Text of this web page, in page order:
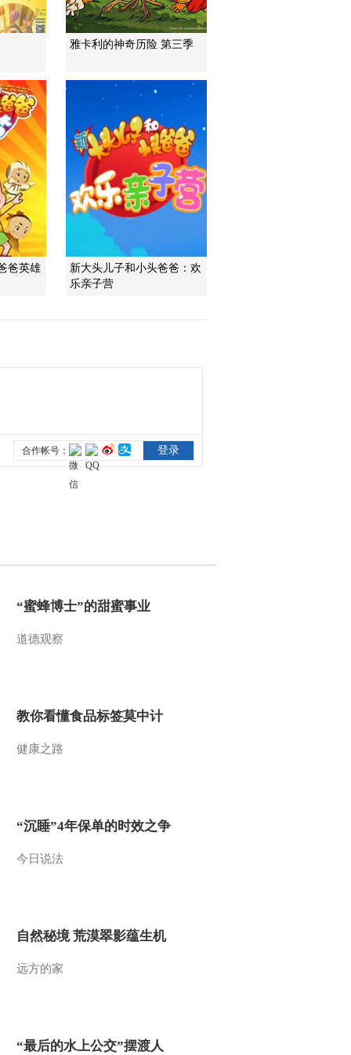
雅卡利的神奇历险 第三季
爸英雄
新大头儿子和小头爸爸：欢
乐亲子营
“蜜蜂博士”的甜蜜事业
道德观察
教你看懂食品标签莫中计
健康之路
“沉睡”4年保单的时效之争
今日说法
自然秘境 荒漠翠影蕴生机
远方的家
“最后的水上公交”摆渡人